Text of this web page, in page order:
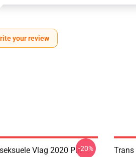
your review
Vlag 2020 Pin-20%
Trans